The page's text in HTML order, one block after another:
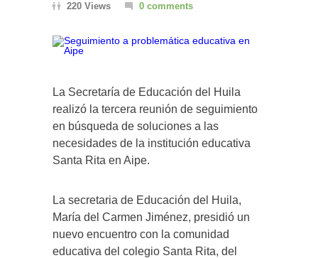
220 Views
0 comments
La Secretaría de Educación del Huila
realizó la tercera reunión de seguimiento
en búsqueda de soluciones a las
necesidades de la institución educativa
Santa Rita en Aipe.
La secretaria de Educación del Huila,
María del Carmen Jiménez, presidió un
nuevo encuentro con la comunidad
educativa del colegio Santa Rita, del